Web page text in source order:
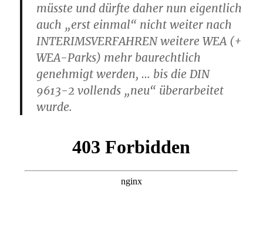
müsste und dürfte daher nun eigentlich
auch „erst einmal“ nicht weiter nach
INTERIMSVERFAHREN weitere WEA (+
WEA-Parks) mehr baurechtlich
genehmigt werden, … bis die DIN
9613-2 vollends „neu“ überarbeitet
wurde.